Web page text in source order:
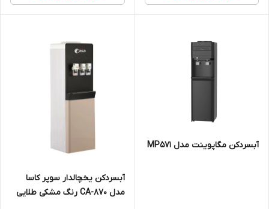
آبسردکن مگاپوینت مدل MP۵۷۱
آبسردکن یخچالدار سوپر کاسا
مدل CA-870 رنگ مشکی طلایی